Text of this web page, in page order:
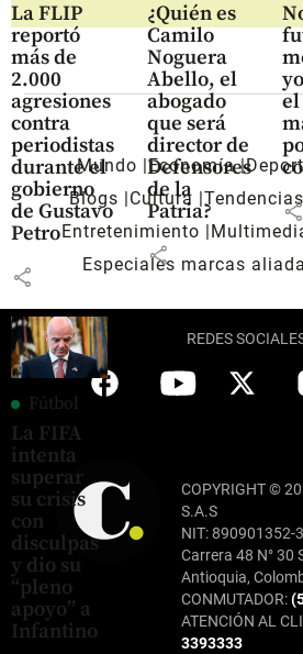
La FLIP
reportó
más de
2.000
agresiones
contra
periodistas
durante el
gobierno
de Gustavo
Petro
share
¿Quién es
Camilo
Noguera
Abello, el
abogado
que será
director de
Defensores
de la
Patria?
share
share
Fútbol
La FIFA
intenta
superar
su crisis
con
disculpas
y dio su
“pleno
apoyo” a
Infantino
Mundo Economía
Blogs
Cultura Tendencias
Entretenimiento
Especiales marcas
REDES
COPYRIGHT ©
S.A.S
NIT: 890901352-3
Carrera 48 N° 30
Antioquia,
CONMUTADOR:
ATENCIÓN AL
3393333